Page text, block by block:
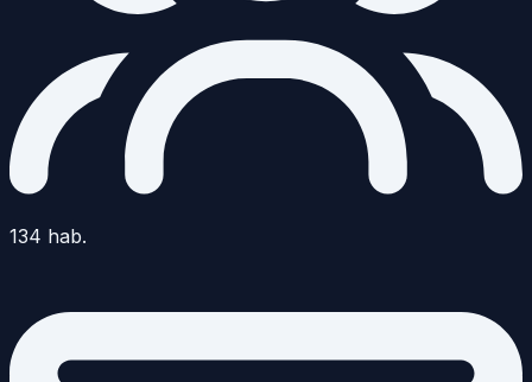
134 hab.